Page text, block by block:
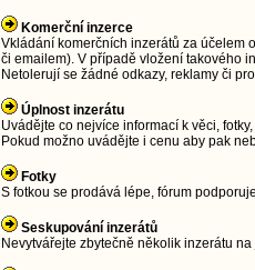
Komerční inzerce
Vkládání komerčních inzerátů za účelem
či emailem). V případě vložení takového
Netolerují se žádné odkazy, reklamy či
Úplnost inzerátu
Uvádějte co nejvíce informací k věci,
Pokud možno uvádějte i cenu aby pak
Fotky
S fotkou se prodává lépe, fórum
Seskupování inzerátů
Nevytvářejte zbytečně několik inzerátu